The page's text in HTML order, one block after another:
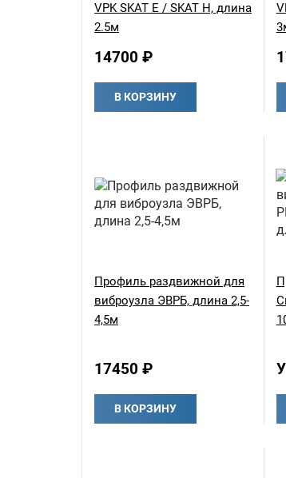
VPK SKAT E / SKAT H, длина
2.5м
14700 ₽
В КОРЗИНУ
Профиль раздвижной для
виброузла ЭВРБ, длина 2,5-
4,5м
17450 ₽
В КОРЗИНУ